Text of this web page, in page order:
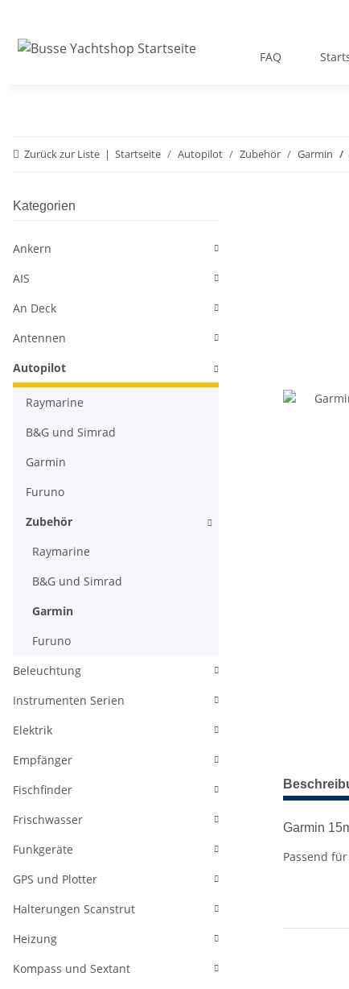
FAQ
Zurück zur Liste Startseite Autopilot Zubehör Garmin
weitere
Garmin
Passend
Kategorien
Ankern
AIS
An Deck
Antennen
Autopilot
Raymarine
B&G und Simrad
Garmin
Furuno
Zubehör
Raymarine
B&G und Simrad
Garmin
Furuno
Beleuchtung
Instrumenten Serien
Elektrik
Empfänger
Fischfinder
Frischwasser
Funkgeräte
GPS und Plotter
Halterungen Scanstrut
Heizung
Kompass und Sextant